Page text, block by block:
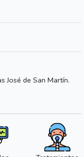
José de San Martín.